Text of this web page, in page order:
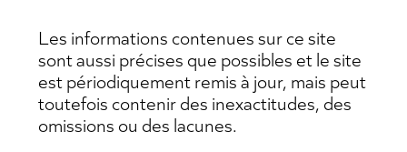
Les informations contenues sur ce site
sont aussi précises que possibles et le site
est périodiquement remis à jour, mais peut
toutefois contenir des inexactitudes, des
omissions ou des lacunes.